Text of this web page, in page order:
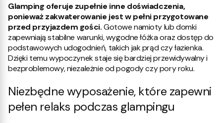
Glamping oferuje zupełnie inne doświadczenia,
ponieważ zakwaterowanie jest w pełni przygotowane
przed przyjazdem gości.Gotowe namioty lub domki
zapewniają stabilne warunki, wygodne łóżka oraz dostęp do
podstawowych udogodnień, takich jak prąd czy łazienka.
Dzięki temu wypoczynek staje się bardziej przewidywalny i
bezproblemowy, niezależnie od pogody czy pory roku.
Niezbędne wyposażenie, które zapewni
pełen relaks podczas glampingu